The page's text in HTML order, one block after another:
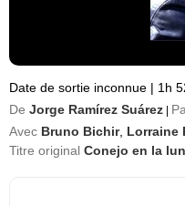
Date de sortie inconnue | 1h
De Jorge Ramírez Suárez
Avec Bruno Bichir, Lorraine
Titre original Conejo en la